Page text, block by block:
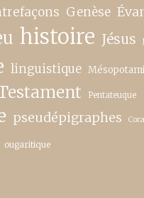
Genèse
histoire Jésus
linguistique
Pentateuque
pseudépigraphes
ougaritique